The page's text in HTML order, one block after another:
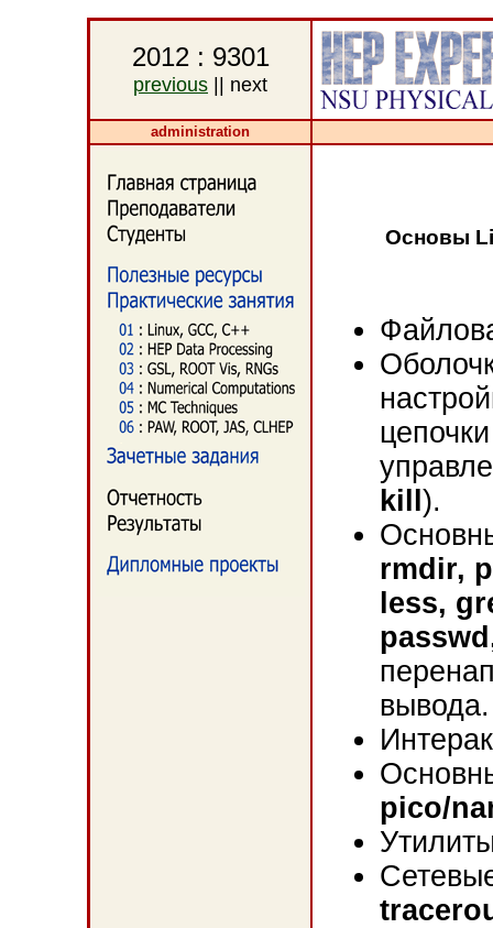
2012 : 9301
previous || next
administration
Основы
kill ).
rmdir,
less,
вывода.
pico/